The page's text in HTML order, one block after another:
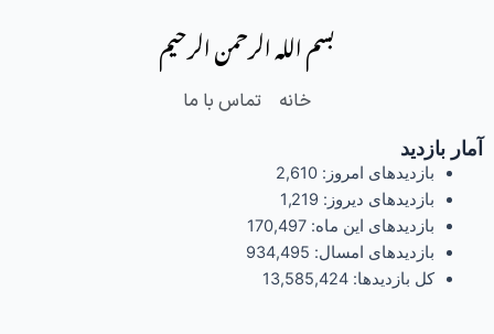
بسم الله الرحمن الرحیم
خانه تماس با ما
آمار بازدید
بازدیدهای امروز: 2,610
بازدیدهای دیروز: 1,219
بازدیدهای این ماه: 170,497
بازدیدهای امسال: 934,495
کل بازدیدها: 13,585,424